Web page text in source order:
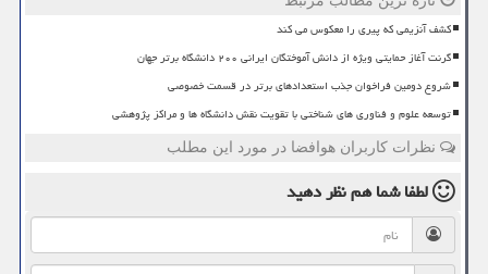
کشف آنزیمی که پیری را معکوس می کند
گرنت آغاز حمایتی ویژه از دانش آموختگان ایرانی ۲۰۰ دانشگاه برتر جهان
شروع دومین فراخوان جذب استعدادهای برتر در قسمت خصوصی
توسعه علوم و فناوری های شناختی با تقویت نقش دانشگاه ها و مراکز پژوهشی
نظرات کاربران هوافضا در مورد این مطلب
لطفا شما همنظر دهید